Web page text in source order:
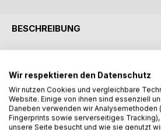
BESCHREIBUNG
Halte dich an die Regeln und bleibe
überlebt man am Hof von Grimoria.
ich teuer bezahlt.
Trotzdem bleibe ich, auch wenn es
Ich tief in mir zu vergraben. Wegen
Freundin Prinzessin Vivitasia und
Wir respektieren den Datenschutz
Wir nutzen Cookies und vergleichbare
Website. Einige von ihnen sind essenziell
Daneben verwenden wir Analysemethoden
Fingerprints sowie serverseitiges
unsere Seite besucht und wie sie genutzt